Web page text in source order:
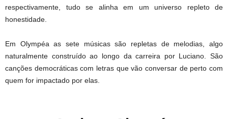
respectivamente, tudo se alinha em um universo repleto de
honestidade.
Em Olympéa as sete músicas são repletas de melodias, algo
naturalmente construído ao longo da carreira por Luciano. São
canções democráticas com letras que vão conversar de perto com
quem for impactado por elas.